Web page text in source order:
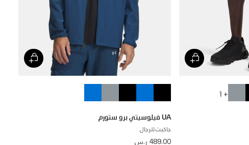
+ 1
UA فيلوسيتي برو ستورم
جاكيت للرجال
489.00 ر.س